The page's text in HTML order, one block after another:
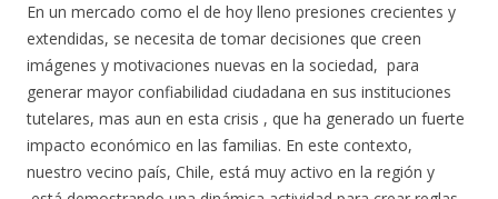
En un mercado como el de hoy lleno presiones crecientes y
extendidas, se necesita de tomar decisiones que creen
imágenes y motivaciones nuevas en la sociedad, para
generar mayor confiabilidad ciudadana en sus instituciones
tutelares, mas aun en esta crisis , que ha generado un fuerte
impacto económico en las familias. En este contexto,
nuestro vecino país, Chile, está muy activo en la región y